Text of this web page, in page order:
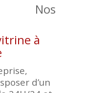
Nos
à
d’un